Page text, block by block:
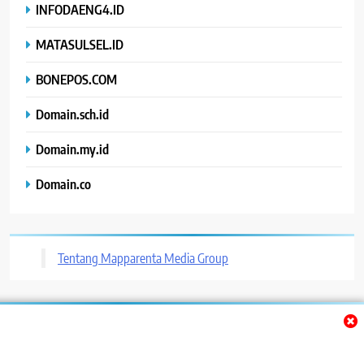
INFODAENG4.ID
MATASULSEL.ID
BONEPOS.COM
Domain.sch.id
Domain.my.id
Domain.co
Tentang Mapparenta Media Group